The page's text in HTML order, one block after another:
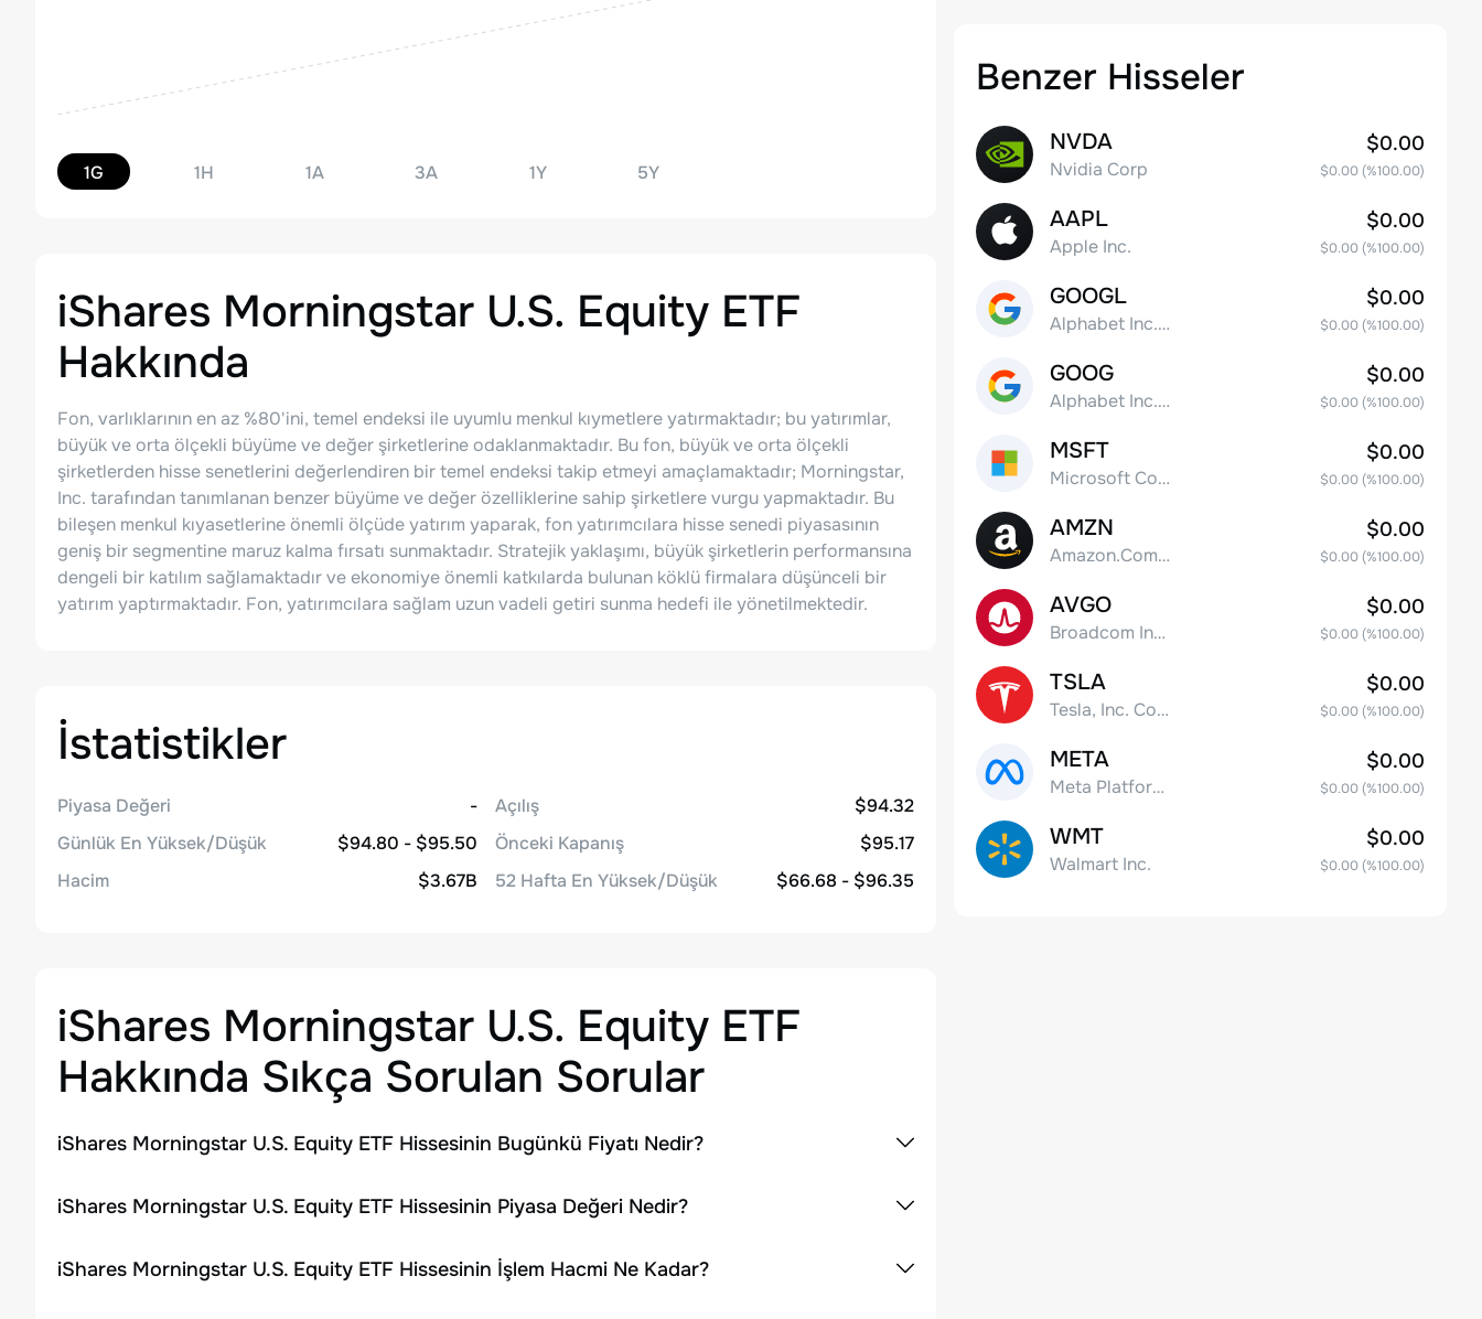
1G 1H 1A 3A 1Y 5Y
iShares Morningstar U.S. Equity ETF
Hakkında
Fon, varlıklarının en az %80'ini, temel endeksi ile uyumlu menkul kıymetlere yatırmaktadır; bu yatırımlar,
büyük ve orta ölçekli büyüme ve değer şirketlerine odaklanmaktadır. Bu fon, büyük ve orta ölçekli
şirketlerden hisse senetlerini değerlendiren bir temel endeksi takip etmeyi amaçlamaktadır; Morningstar,
Inc. tarafından tanımlanan benzer büyüme ve değer özelliklerine sahip şirketlere vurgu yapmaktadır. Bu
bileşen menkul kıyasetlerine önemli ölçüde yatırım yaparak, fon yatırımcılara hisse senedi piyasasının
geniş bir segmentine maruz kalma fırsatı sunmaktadır. Stratejik yaklaşımı, büyük şirketlerin performansına
dengeli bir katılım sağlamaktadır ve ekonomiye önemli katkılarda bulunan köklü firmalara düşünceli bir
yatırım yaptırmaktadır. Fon, yatırımcılara sağlam uzun vadeli getiri sunma hedefi ile yönetilmektedir.
İstatistikler
Piyasa Değeri
-
Günlük En Yüksek/Düşük
$94.80 - $95.50
Hacim
$3.67B
Açılış
$94.32
Önceki Kapanış
$95.17
52 Hafta En Yüksek/Düşük
$66.68 - $96.35
iShares Morningstar U.S. Equity ETF
Hakkında Sıkça Sorulan Sorular
iShares Morningstar U.S. Equity ETF Hissesinin Bugünkü Fiyatı Nedir?
iShares Morningstar U.S. Equity ETF Hissesinin Piyasa Değeri Nedir?
iShares Morningstar U.S. Equity ETF Hissesinin İşlem Hacmi Ne Kadar?
Benzer Hisseler
NVDA
Nvidia Corp
$0.00
$0.00(%100.00)
AAPL
Apple Inc.
$0.00
$0.00(%100.00)
GOOGL
Alphabet Inc. Class A Common Stock
$0.00
$0.00(%100.00)
GOOG
Alphabet Inc. Class C Capital Stock
$0.00
$0.00(%100.00)
MSFT
Microsoft Corp
$0.00
$0.00(%100.00)
AMZN
Amazon.Com Inc
$0.00
$0.00(%100.00)
AVGO
Broadcom Inc. Common Stock
$0.00
$0.00(%100.00)
TSLA
Tesla, Inc. Common Stock
$0.00
$0.00(%100.00)
META
Meta Platforms, Inc. Class A Common Stock
$0.00
$0.00(%100.00)
WMT
Walmart Inc.
$0.00
$0.00(%100.00)